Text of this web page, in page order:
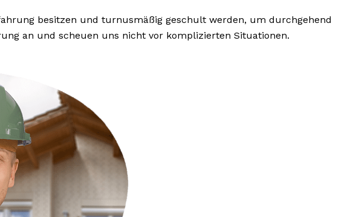
besitzen und turnusmäßig geschult werden, um durchgehend
an und scheuen uns nicht vor komplizierten Situationen.